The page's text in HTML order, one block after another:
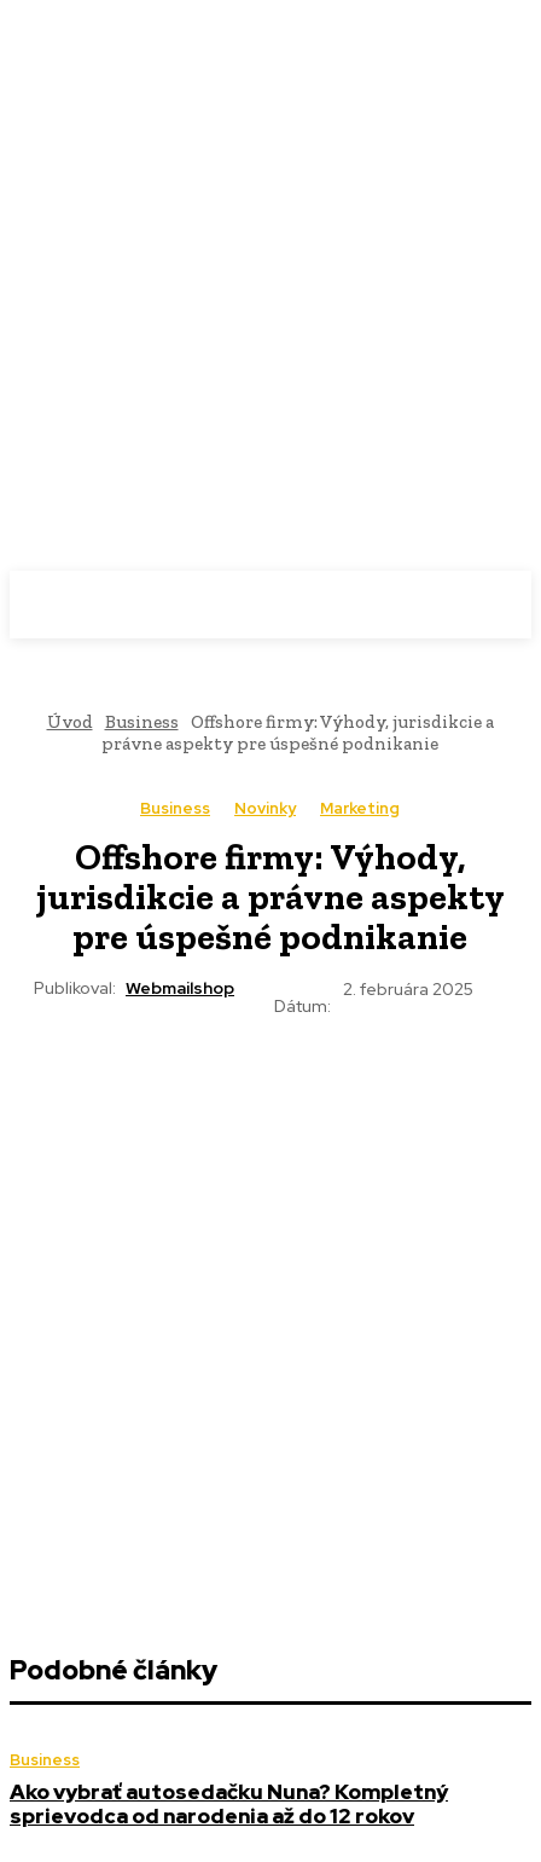
Úvod Business
Offshore firmy: Výhody, jurisdikcie a
právne aspekty pre úspešné podnikanie
Business Novinky Marketing
Offshore firmy: Výhody,
jurisdikcie a právne aspekty
pre úspešné podnikanie
Publikoval: Webmailshop
Dátum:
2. februára 2025
Podobné články
Business
Ako vybrať autosedačku Nuna? Kompletný
sprievodca od narodenia až do 12 rokov